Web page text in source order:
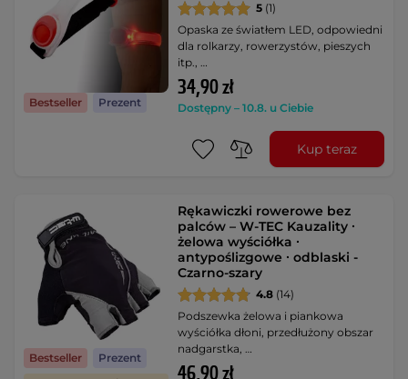
Bestseller Prezent
5 (1)
Opaska ze światłem LED, odpowiedni
dla rolkarzy, rowerzystów, pieszych
itp., …
34,90 zł
Dostępny – 10.8. u Ciebie
Kup teraz
Bestseller
Prezent
Rękawiczki rowerowe bez
palców – W-TEC Kauzality ∙
żelowa wyściółka ∙
antypoślizgowe ∙ odblaski -
Czarno-szary
4.8 (14)
Podszewka żelowa i piankowa
wyściółka dłoni, przedłużony obszar
nadgarstka, …
46,90 zł